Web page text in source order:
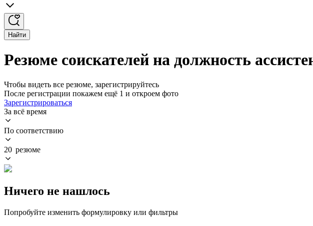
Найти
Резюме соискателей на должность
Чтобы видеть все резюме, зарегистрируйтесь
После регистрации покажем ещё 1 и откроем фото
Зарегистрироваться
За всё время
По соответствию
20 резюме
Ничего не нашлось
Попробуйте изменить формулировку или фильтры